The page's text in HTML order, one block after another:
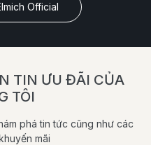
Official
TIN ƯU ĐÃI CỦA
TÔI
phá tin tức cũng như các
mãi